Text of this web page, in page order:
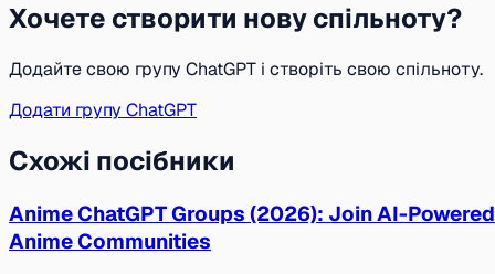
Хочете створити нову спільноту?
Додайте свою групу ChatGPT і створіть свою спільноту.
Додати групу ChatGPT
Схожі посібники
Anime ChatGPT Groups (2026): Join AI-Powered
Anime Communities